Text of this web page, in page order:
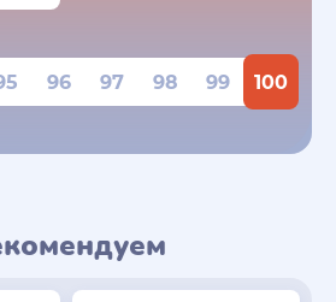
96 97 98 99 100